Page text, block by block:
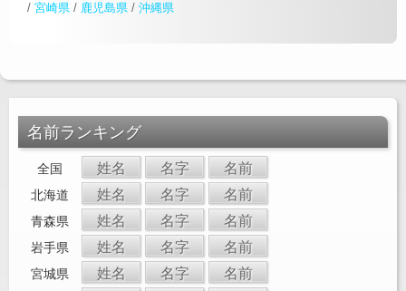
/ 宮崎県 / 鹿児島県 / 沖縄県
名前ランキング
全国 姓名 名字 名前
北海道 姓名 名字 名前
青森県 姓名 名字 名前
岩手県 姓名 名字 名前
宮城県 姓名 名字 名前